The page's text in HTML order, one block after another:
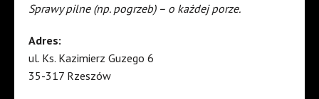
Sprawy pilne (np. pogrzeb) – o każdej porze.
Adres:
ul. Ks. Kazimierz Guzego 6
35-317 Rzeszów